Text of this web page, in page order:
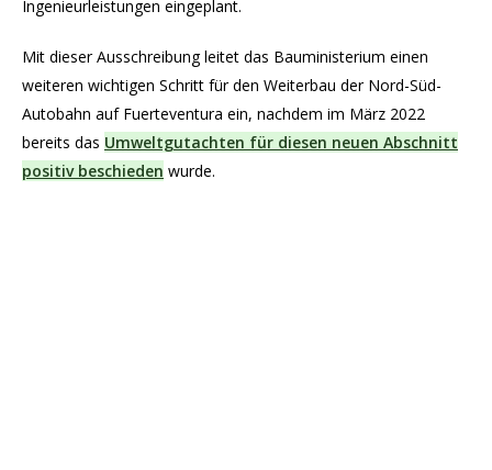
Ingenieurleistungen eingeplant.
Mit dieser Ausschreibung leitet das Bauministerium einen
weiteren wichtigen Schritt für den Weiterbau der Nord-Süd-
Autobahn auf Fuerteventura ein, nachdem im März 2022
bereits das Umweltgutachten für diesen neuen Abschnitt
positiv beschieden wurde.